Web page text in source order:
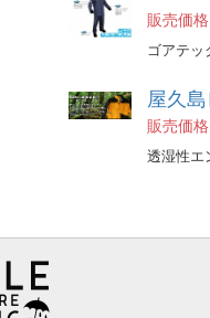
販売価
ゴアテッ
屋久
販売価
透湿性エ